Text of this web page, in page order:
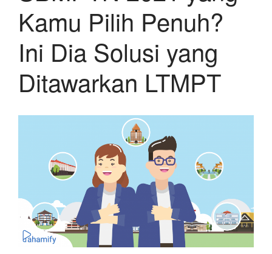
Kamu Pilih Penuh?
Ini Dia Solusi yang
Ditawarkan LTMPT